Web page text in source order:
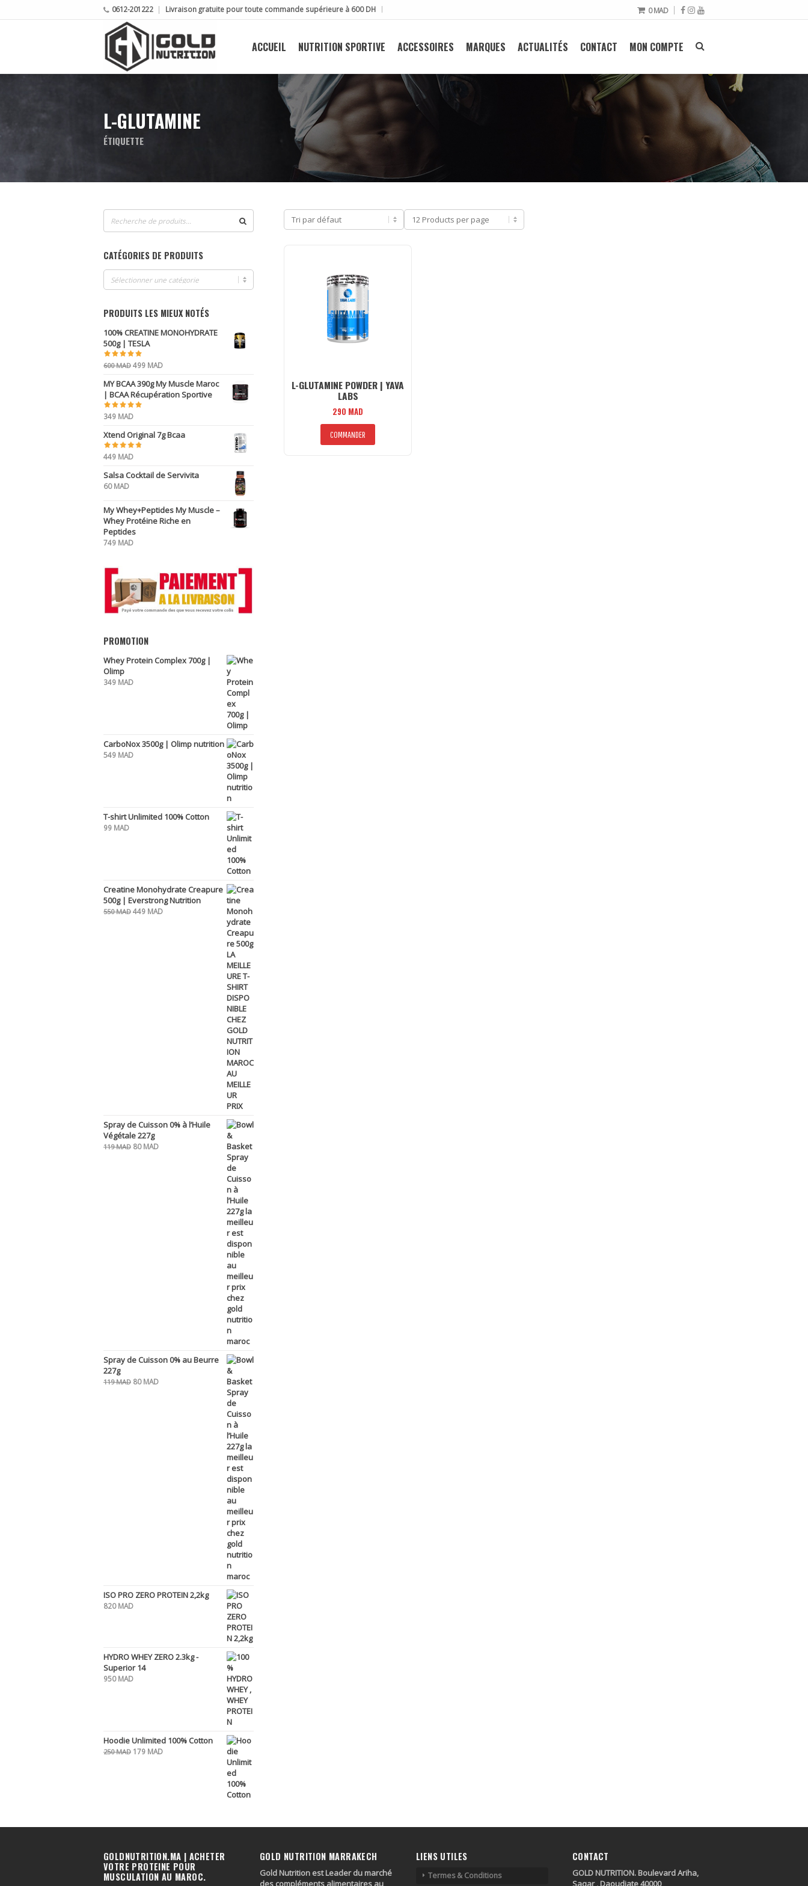
0612-201222 Livraison gratuite pour toute commande supérieure à 600 DH 0MAD
ACCUEIL NUTRITION SPORTIVE ACCESSOIRES MARQUES ACTUALITÉS CONTACT MON COMPTE
L-GLUTAMINE
ÉTIQUETTE
L-GLUTAMINE POWDER | YAVA
LABS
290 MAD
COMMANDER
Recherche
pour :
CATÉGORIES DE PRODUITS
PRODUITS LES MIEUX NOTÉS
100% CREATINE MONOHYDRATE
500g | TESLA
600MAD Le
initial
était :
600 MAD.
499 MADLe
actuel
est :
MY BCAA 390g My Muscle Maroc
| BCAA Récupération Sportive
349 MAD
Xtend Original 7g Bcaa
449 MAD
Salsa Cocktail de Servivita
60MAD
My Whey+Peptides My Muscle –
Whey Protéine Riche en
Peptides
749 MAD
PROMOTION
Whey Protein Complex 700g |
Olimp
349 MAD
CarboNox 3500g | Olimp nutrition
549 MAD
T-shirt Unlimited 100% Cotton
99 MAD
Creatine Monohydrate Creapure
500g | Everstrong Nutrition
550MAD Le
449 MADLe
Spray de Cuisson 0% à l’Huile
Végétale 227g
119MAD Le
80MADLe
Spray de Cuisson 0% au Beurre
227g
119MAD Le
80MADLe
ISO PRO ZERO PROTEIN 2,2kg
820MAD
HYDRO WHEY ZERO 2.3kg -
Superior 14
950MAD
Hoodie Unlimited 100% Cotton
250MAD Le
179 MADLe
GOLDNUTRITION.MA | ACHETER
VOTRE PROTEINE POUR
MUSCULATION AU MAROC.
GOLD NUTRITION MARRAKECH
Gold Nutrition est Leader du marché
des compléments alimentaires au
LIENS UTILES
Termes & Conditions
CONTACT
GOLD NUTRITION. Boulevard Ariha,
Saqar , Daoudiate 40000